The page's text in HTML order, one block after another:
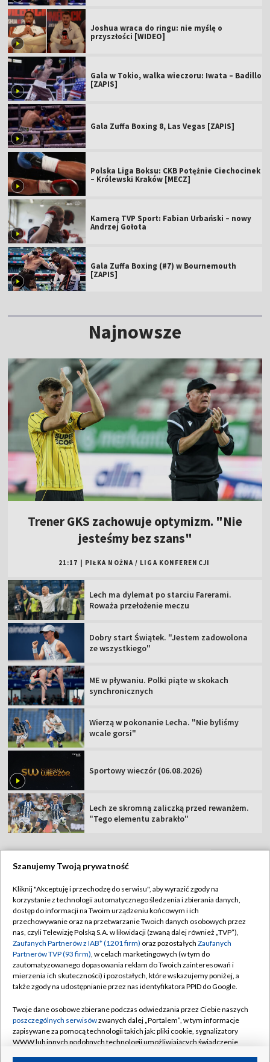
Joshua wraca do ringu: nie myślę o
przyszłości [WIDEO]
Gala w Tokio, walka wieczoru: Iwata – Badillo
[ZAPIS]
Gala Zuffa Boxing 8, Las Vegas [ZAPIS]
Polska Liga Boksu: CKB Potężnie Ciechocinek
– Królewski Kraków [MECZ]
Kamerą TVP Sport: Fabian Urbański – nowy
Andrzej Gołota
Gala Zuffa Boxing (#7) w Bournemouth
[ZAPIS]
Najnowsze
Trener GKS zachowuje optymizm. "Nie
jesteśmy bez szans"
21:17 PIŁKA NOŻNA / LIGA KONFERENCJI
Lech ma dylemat po starciu Farerami.
Roważa przełożenie meczu
Dobry start Świątek. "Jestem zadowolona
ze wszystkiego"
ME w pływaniu. Polki piąte w skokach
synchronicznych
Wierzą w pokonanie Lecha. "Nie byliśmy
wcale gorsi"
Sportowy wieczór (06.08.2026)
Lech ze skromną zaliczką przed rewanżem.
"Tego elementu zabrakło"
Abonament TVP
Sklep TVP
Biuro Reklamy
Oferta Handlowa
Telegazeta ogłoszenia
Rada Programowa
Ogłoszenia przetargowe
Akademia Telewizyjna
Regulamin TVP
Polityka prywatności
Moje zgody
Biuro reklamy
Kontakt
Kanały
©2026 Telewizja Polska Spółka Akcyjna w likwidacji
Szanujemy Twoją prywatność
Kliknij "Akceptuję i przechodzę do serwisu", aby wyrazić zgody na
korzystanie z technologii automatycznego śledzenia i zbierania danych,
dostęp do informacji na Twoim urządzeniu końcowym i ich
przechowywanie oraz na przetwarzanie Twoich danych osobowych przez
nas, czyli Telewizję Polską S.A. w likwidacji (zwaną dalej również „TVP”),
Zaufanych Partnerów z IAB* (1201 firm) oraz pozostałych Zaufanych
Partnerów TVP (93 firm), w celach marketingowych (w tym do
zautomatyzowanego dopasowania reklam do Twoich zainteresowań i
mierzenia ich skuteczności) i pozostałych, które wskazujemy poniżej, a
także zgody na udostępnianie przez nas identyfikatora PPID do Google.
Twoje dane osobowe zbierane podczas odwiedzania przez Ciebie naszych
poszczególnych serwisówzwanych dalej „Portalem”, w tym informacje
zapisywane za pomocą technologii takich jak: pliki cookie, sygnalizatory
WWW lub innych podobnych technologii umożliwiających świadczenie